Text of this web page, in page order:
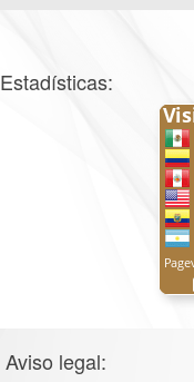
Estadísticas:
Aviso legal: